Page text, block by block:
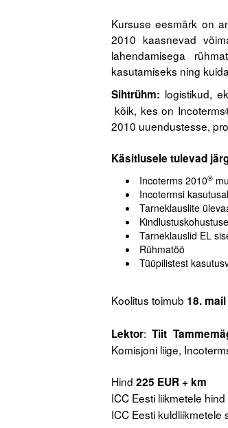
Kursuse eesmärk on
2010 kaasnevad
lahendamisega
kasutamiseks ning
Sihtrühm: logistikud,
kõik, kes on
2010 uuendustesse,
Käsitlusele tulevad
Incoterms 2010®
Incotermsi
Tarneklauslite
Tarneklauslid EL
Rühmatöö
Tüüpilistest
Koolitus toimub 18. mail
Lektor:Tiit
Komisjoni liige,
Hind 225 EUR + km
ICC Eesti liikmetele hind
ICC Eesti kuldliikmetele